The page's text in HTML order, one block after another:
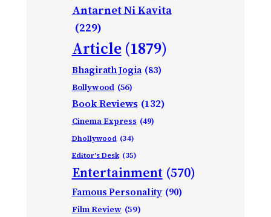
Antarnet Ni Kavita
(229)
Article (1879)
Bhagirath Jogia (83)
Bollywood (56)
Book Reviews (132)
Cinema Express (49)
Dhollywood (34)
Editor's Desk (35)
Entertainment (570)
Famous Personality (90)
Film Review (59)